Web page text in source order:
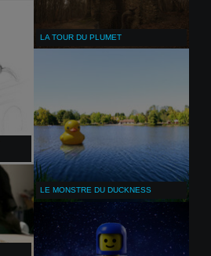
LA TOUR DU PLUMET
LE MONSTRE DU DUCKNESS